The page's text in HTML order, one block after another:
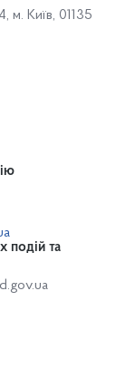
м. Київ, 01135
подій та